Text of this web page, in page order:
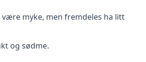
myke, men fremdeles ha litt
og sødme.